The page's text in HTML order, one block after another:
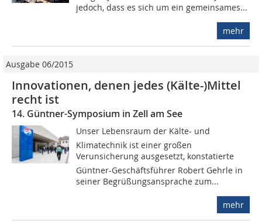
jedoch, dass es sich um ein gemeinsames...
mehr
Ausgabe 06/2015
Innovationen, denen jedes (Kälte-)Mittel
recht ist
14. Güntner-Symposium in Zell am See
Unser Lebensraum der Kälte- und
Klimatechnik ist einer großen
Verunsicherung ausgesetzt, konstatierte
Güntner-Geschäftsführer Robert Gehrle in
seiner Begrüßungsansprache zum...
mehr